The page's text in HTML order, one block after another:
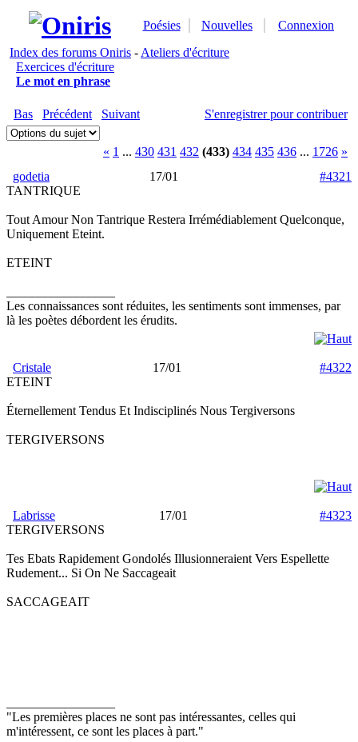
Poésies Nouvelles
Connexion
Index des forums Oniris - Ateliers d'écriture
Exercices d'écriture
Le mot en phrase
Bas Précédent Suivant S'enregistrer pour contribuer
« 1 ... 430 431 432 (433) 434 435 436 ... 1726 »
godetia
17/01
#4321
TANTRIQUE
Tout Amour Non Tantrique Restera Irrémédiablement Quelconque,
Uniquement Eteint.
ETEINT
Les connaissances sont réduites, les sentiments sont immenses, par
là les poètes débordent les érudits.
Cristale 17/01
#4322
ETEINT
Éternellement Tendus Et Indisciplinés Nous Tergiversons
TERGIVERSONS
Labrisse 17/01
#4323
TERGIVERSONS
Tes Ebats Rapidement Gondolés Illusionneraient Vers Espellette
Rudement... Si On Ne Saccageait
SACCAGEAIT
"Les premières places ne sont pas intéressantes, celles qui
m'intéressent, ce sont les places à part."